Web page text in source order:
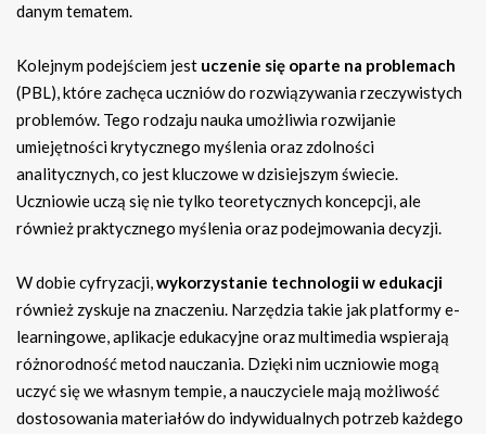
danym tematem.
Kolejnym podejściem jest uczenie się oparte na problemach
(PBL), które zachęca uczniów do rozwiązywania rzeczywistych
problemów. Tego rodzaju nauka umożliwia rozwijanie
umiejętności krytycznego myślenia oraz zdolności
analitycznych, co jest kluczowe w dzisiejszym świecie.
Uczniowie uczą się nie tylko teoretycznych koncepcji, ale
również praktycznego myślenia oraz podejmowania decyzji.
W dobie cyfryzacji,wykorzystanie technologii w edukacji
również zyskuje na znaczeniu. Narzędzia takie jak platformy e-
learningowe, aplikacje edukacyjne oraz multimedia wspierają
różnorodność metod nauczania. Dzięki nim uczniowie mogą
uczyć się we własnym tempie, a nauczyciele mają możliwość
dostosowania materiałów do indywidualnych potrzeb każdego